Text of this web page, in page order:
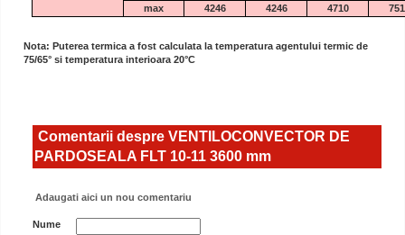
max 4246 4246 4710
Nota: Puterea termica a fost calculata la temperatura agentului termic de
75/65° si temperatura interioara 20°C
Comentarii despre VENTILOCONVECTOR DE
PARDOSEALA FLT 10-11 3600 mm
Adaugati aici un nou comentariu
Nume